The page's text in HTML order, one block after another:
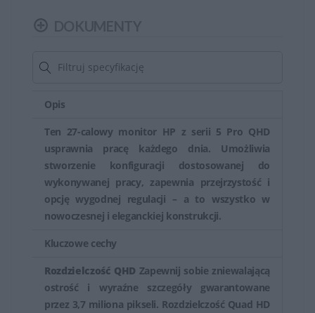
takie jak tryb ochrony oczu (filtrowanie światła
technologie redukcji migotania (Flicker-Free) czy funkcje
komfortową pracę przez dłuższe godziny.
HP oferuje także monitory skierowane do konkretnych
zastosowań, takie jak monitory do grafiki,
projektowania, gamingu czy do zastosowań
profesjonalnych, które mogą mieć specjalne funkcje jak
szeroki zakres kolorów, wysoka częstotliwość
Monitory HP są cenione zarówno przez użytkowników
domowych, jak i profesjonalnych, ze względu na ich
różnorodność, jakość obrazu i funkcje dostosowane do
Opis
Ten 27-calowy monitor HP z serii 5 Pro QHD
usprawnia pracę każdego dnia. Umożliwia
stworzenie konfiguracji dostosowanej do
wykonywanej pracy, zapewnia przejrzystość i
opcję wygodnej regulacji – a to wszystko w
nowoczesnej i eleganckiej konstrukcji.
Kluczowe cechy
Rozdzielczość QHD Zapewnij sobie zniewalającą
ostrość i wyraźne szczegóły gwarantowane
przez 3,7 miliona pikseli. Rozdzielczość Quad HD